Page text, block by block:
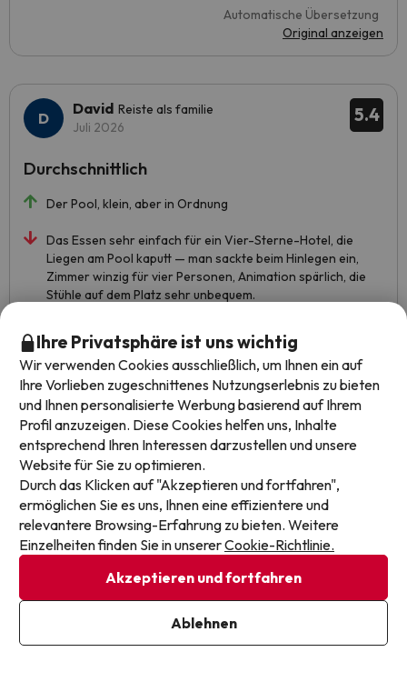
Automatische Übersetzung
Original anzeigen
5.4
David Reiste als familie
Juli 2026
Der Pool, klein, aber in Ordnung
Das Essen sehr einfach für ein Vier-Sterne-Hotel, die
Liegen am Pool kaputt — man sackte beim Hinlegen ein,
Zimmer winzig für vier Personen, Animation spärlich, die
Stühle auf dem Platz sehr unbequem.
Original anzeigen
Durchschnittlich
Marta
Reiste als paar
Juli 2026
Ruhige und angenehme Umgebung. In der Nähe des
Strandes.
Hotelanimation (Aktivitäten), Mangel an Liegen und etwas
kleiner Pool. Dass im Hotel geraucht werden kann, war
störend, da oft nebenan geraucht wurde, während man
Gut
Ihre Privatsphäre ist uns wichtig
Wir verwenden Cookies ausschließlich, um Ihnen ein auf
Ihre Vorlieben zugeschnittenes Nutzungserlebnis zu bieten
und Ihnen personalisierte Werbung basierend auf Ihrem
Profil anzuzeigen. Diese Cookies helfen uns, Inhalte
entsprechend Ihren Interessen darzustellen und unsere
Website für Sie zu optimieren.
Durch das Klicken auf "Akzeptieren und fortfahren",
ermöglichen Sie es uns, Ihnen eine effizientere und
relevantere Browsing-Erfahrung zu bieten. Weitere
Einzelheiten finden Sie in unsererCookie-Richtlinie.
Akzeptieren und fortfahren
Ablehnen